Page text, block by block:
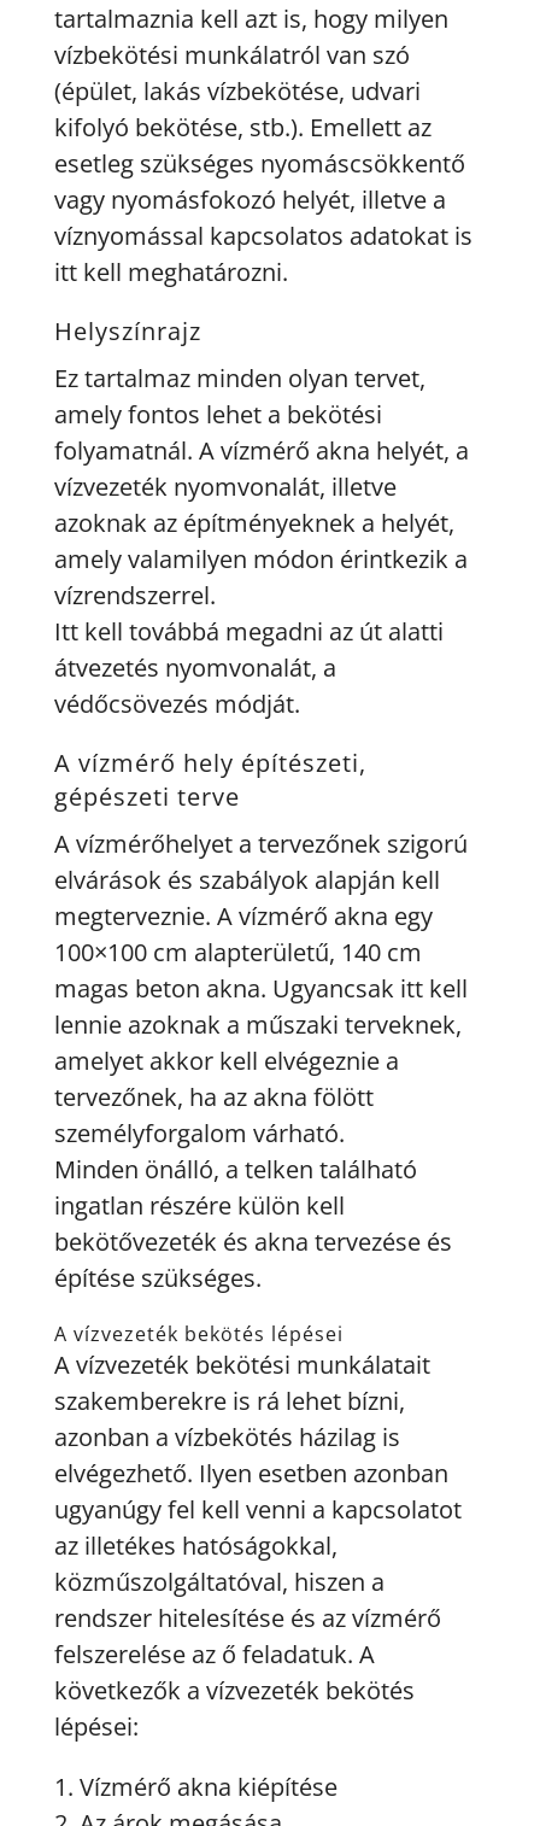
tartalmaznia kell azt is, hogy milyen
vízbekötési munkálatról van szó
(épület, lakás vízbekötése, udvari
kifolyó bekötése, stb.). Emellett az
esetleg szükséges nyomáscsökkentő
vagy nyomásfokozó helyét, illetve a
víznyomással kapcsolatos adatokat is
itt kell meghatározni.
Helyszínrajz
Ez tartalmaz minden olyan tervet,
amely fontos lehet a bekötési
folyamatnál. A vízmérő akna helyét, a
vízvezeték nyomvonalát, illetve
azoknak az építményeknek a helyét,
amely valamilyen módon érintkezik a
vízrendszerrel.
Itt kell továbbá megadni az út alatti
átvezetés nyomvonalát, a
védőcsövezés módját.
A vízmérő hely építészeti,
gépészeti terve
A vízmérőhelyet a tervezőnek szigorú
elvárások és szabályok alapján kell
megterveznie. A vízmérő akna egy
100×100 cm alapterületű, 140 cm
magas beton akna. Ugyancsak itt kell
lennie azoknak a műszaki terveknek,
amelyet akkor kell elvégeznie a
tervezőnek, ha az akna fölött
személyforgalom várható.
Minden önálló, a telken található
ingatlan részére külön kell
bekötővezeték és akna tervezése és
építése szükséges.
A vízvezeték bekötés lépései
A vízvezeték bekötési munkálatait
szakemberekre is rá lehet bízni,
azonban a vízbekötés házilag is
elvégezhető. Ilyen esetben azonban
ugyanúgy fel kell venni a kapcsolatot
az illetékes hatóságokkal,
közműszolgáltatóval, hiszen a
rendszer hitelesítése és az vízmérő
felszerelése az ő feladatuk. A
következők a vízvezeték bekötés
lépései:
1. Vízmérő akna kiépítése